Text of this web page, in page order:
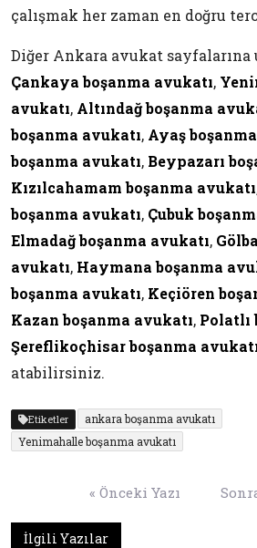
çalışmak her zaman en doğru
Diğer Ankara avukat
Çankaya boşanma avukatı,
avukatı, Altındağ boşanma
boşanma avukatı, Ayaş
boşanma avukatı, Beypazarı
Kızılcahamam boşanma avukatı
boşanma avukatı, Çubuk
Elmadağ boşanma avukatı,
avukatı, Haymana boşanma
boşanma avukatı, Keçiören
Kazan boşanma avukatı, Polatlı
Şereflikoçhisar boşanma
atabilirsiniz.
Etiketler
ankara boşanma avukatı
Yenimahalle boşanma avukatı
« Önceki Yazı
İlgili Yazılar